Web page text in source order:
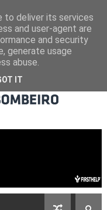
to deliver its services
and user-agent are
and security
generate usage
abuse.
IT